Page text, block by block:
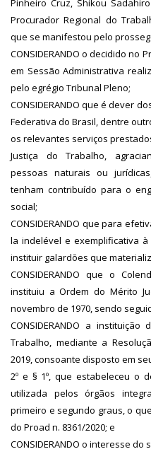
Pinheiro Cruz, Shikou
Procurador Regional do
que se manifestou pelo
CONSIDERANDO o decidido no
em Sessão Administrativa
pelo egrégio Tribunal Pleno;
CONSIDERANDO que é dever
Federativa do Brasil, dentre
os relevantes serviços
Justiça do Trabalho,
pessoas naturais ou
tenham contribuído para o
social;
CONSIDERANDO que para
la indelével e exemplificativa
instituir galardões que
CONSIDERANDO que o
instituiu a Ordem do Mérito
novembro de 1970, sendo
CONSIDERANDO a
Trabalho, mediante a
2019, consoante disposto em
2º e § 1º, que estabeleceu o
utilizada pelos órgãos
primeiro e segundo graus, o
do Proad n. 8361/2020; e
CONSIDERANDO o interesse do